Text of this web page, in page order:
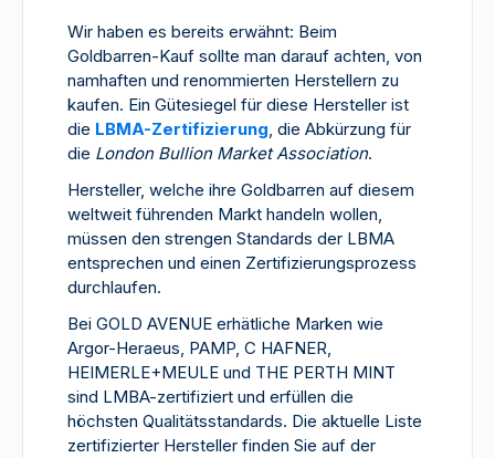
Wir haben es bereits erwähnt: Beim
Goldbarren-Kauf sollte man darauf achten, von
namhaften und renommierten Herstellern zu
kaufen. Ein Gütesiegel für diese Hersteller ist
die LBMA-Zertifizierung, die Abkürzung für
die London Bullion Market Association.
Hersteller, welche ihre Goldbarren auf diesem
weltweit führenden Markt handeln wollen,
müssen den strengen Standards der LBMA
entsprechen und einen Zertifizierungsprozess
durchlaufen.
Bei GOLD AVENUE erhätliche Marken wie
Argor-Heraeus, PAMP, C HAFNER,
HEIMERLE+MEULE und THE PERTH MINT
sind LMBA-zertifiziert und erfüllen die
höchsten Qualitätsstandards. Die aktuelle Liste
zertifizierter Hersteller finden Sie auf der